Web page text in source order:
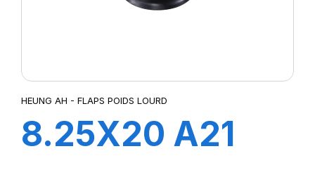
HEUNG AH - FLAPS POIDS LOURD
8.25X20 A21